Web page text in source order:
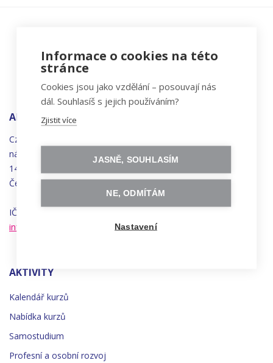
ADRESA
Czechitas, z.ú.
náměstí
Synků 1748/17
140 00 Praha 4 - Nusle
Česká republika
IČO 22834958 | DIČ CZ22834958
info@czechitas.cz
AKTIVITY
Kalendář kurzů
Nabídka kurzů
Samostudium
Profesní a osobní rozvoj
Informace o cookies na této
stránce
Cookies jsou jako vzdělání – posouvají nás
dál. Souhlasíš s jejich používáním?
Zjistit více
JASNĚ, SOUHLASÍM
NE, ODMÍTÁM
Nastavení